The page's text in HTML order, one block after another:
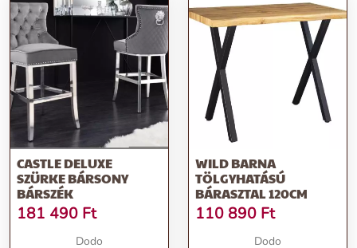
CASTLE DELUXE
SZÜRKE BÁRSONY
BÁRSZÉK
181 490 Ft
Dodo
WILD BARNA
TÖLGYHATÁSÚ
BÁRASZTAL 120CM
110 890 Ft
Dodo